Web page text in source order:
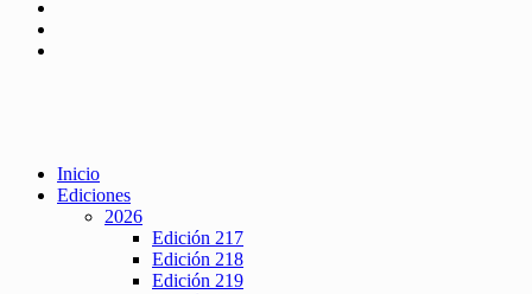
Inicio
Ediciones
2026
Edición 217
Edición 218
Edición 219